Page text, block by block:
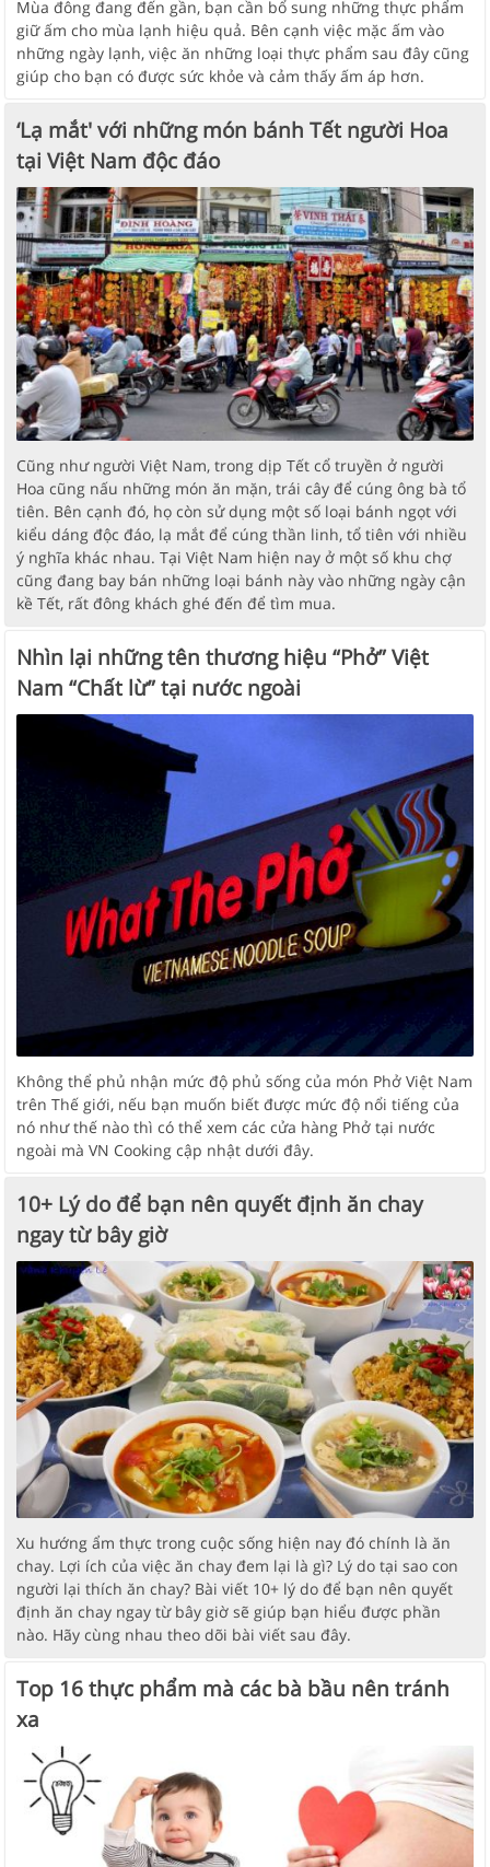
Mùa đông đang đến gần, bạn cần bổ sung những thực phẩm
giữ ấm cho mùa lạnh hiệu quả. Bên cạnh việc mặc ấm vào
những ngày lạnh, việc ăn những loại thực phẩm sau đây cũng
giúp cho bạn có được sức khỏe và cảm thấy ấm áp hơn.
‘Lạ mắt' với những món bánh Tết người Hoa
tại Việt Nam độc đáo
Cũng như người Việt Nam, trong dịp Tết cổ truyền ở người
Hoa cũng nấu những món ăn mặn, trái cây để cúng ông bà tổ
tiên. Bên cạnh đó, họ còn sử dụng một số loại bánh ngọt với
kiểu dáng độc đáo, lạ mắt để cúng thần linh, tổ tiên với nhiều
ý nghĩa khác nhau. Tại Việt Nam hiện nay ở một số khu chợ
cũng đang bay bán những loại bánh này vào những ngày cận
kề Tết, rất đông khách ghé đến để tìm mua.
Nhìn lại những tên thương hiệu “Phở” Việt
Nam “Chất lừ” tại nước ngoài
Không thể phủ nhận mức độ phủ sống của món Phở Việt Nam
trên Thế giới, nếu bạn muốn biết được mức độ nổi tiếng của
nó như thế nào thì có thể xem các cửa hàng Phở tại nước
ngoài mà VN Cooking cập nhật dưới đây.
10+ Lý do để bạn nên quyết định ăn chay
ngay từ bây giờ
Xu hướng ẩm thực trong cuộc sống hiện nay đó chính là ăn
chay. Lợi ích của việc ăn chay đem lại là gì? Lý do tại sao con
người lại thích ăn chay? Bài viết 10+ lý do để bạn nên quyết
định ăn chay ngay từ bây giờ sẽ giúp bạn hiểu được phần
nào. Hãy cùng nhau theo dõi bài viết sau đây.
Top 16 thực phẩm mà các bà bầu nên tránh
xa